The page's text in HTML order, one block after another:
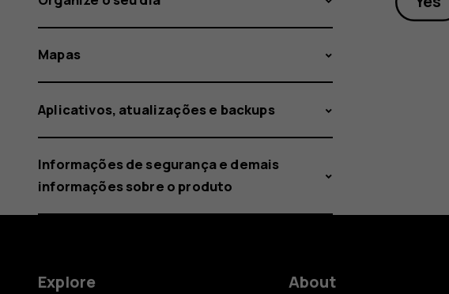
Mapas
Aplicativos, atualizações e backups
Informações de segurança e demais
informações sobre o produto
Explore
About